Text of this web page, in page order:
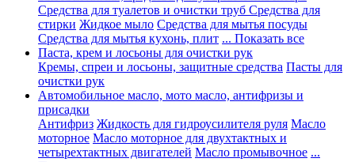
Средства для туалетов и очистки труб Средства для
стирки Жидкое мыло Средства для мытья посуды
Средства для мытья кухонь, плит ... Показать все
Паста, крем и лосьоны для очистки рук
Кремы, спреи и лосьоны, защитные средства Пасты для
очистки рук
Автомобильное масло, мото масло, антифризы и
присадки
Антифриз Жидкость для гидроусилителя руля Масло
моторное Масло моторное для двухтактных и
четырехтактных двигателей Масло промывочное ...